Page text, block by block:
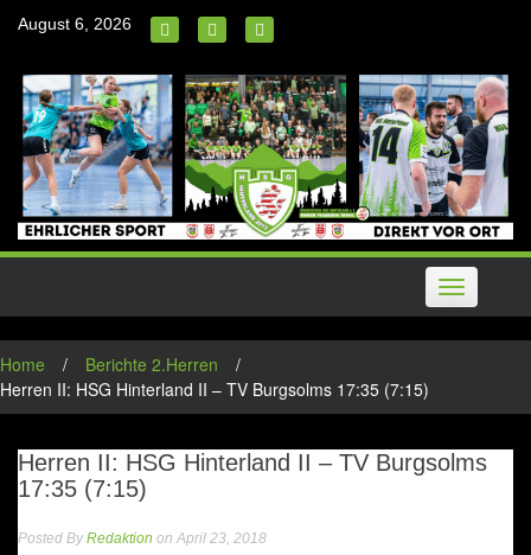
August 6, 2026
Toggle
navigation
Home / Berichte 2.Herren
/
Herren II: HSG Hinterland II – TV Burgsolms 17:35 (7:15)
Herren II: HSG Hinterland II – TV Burgsolms
17:35 (7:15)
Posted ByRedaktion on April 23, 2018